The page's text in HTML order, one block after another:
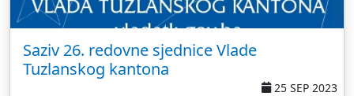
Saziv 26. redovne sjednice Vlade
Tuzlanskog kantona
25 SEP 2023